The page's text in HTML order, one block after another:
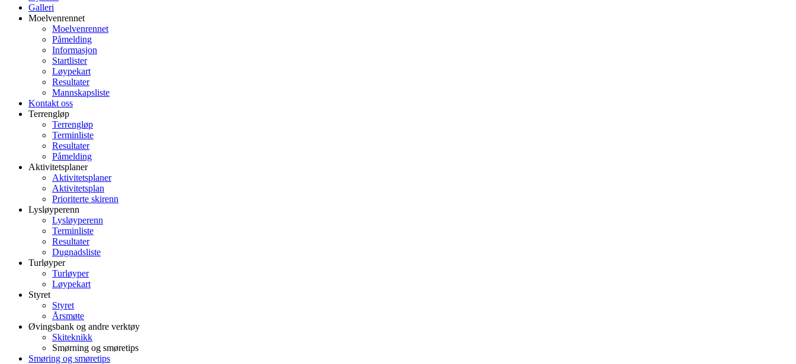
Galleri
Moelvenrennet
Moelvenrennet
Påmelding
Informasjon
Startlister
Løypekart
Resultater
Mannskapsliste
Kontakt oss
Terrengløp
Terrengløp
Terminliste
Resultater
Påmelding
Aktivitetsplaner
Aktivitetsplaner
Aktivitetsplan
Prioriterte skirenn
Lysløyperenn
Lysløyperenn
Terminliste
Resultater
Dugnadsliste
Turløyper
Turløyper
Løypekart
Styret
Styret
Årsmøte
Øvingsbank og andre verktøy
Skiteknikk
Smørning og smøretips
Smøring og smøretips